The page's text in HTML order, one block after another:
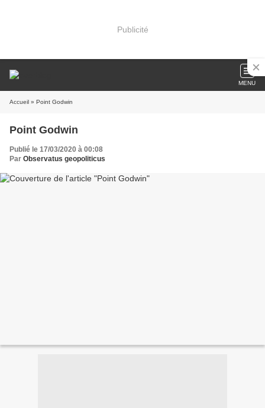
Publicité
MENU
Accueil » Point Godwin
Point Godwin
Publié le 17/03/2020 à 00:08
Par Observatus geopoliticus